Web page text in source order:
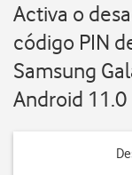
Activa o
código PIN
Samsung
Android 11.0